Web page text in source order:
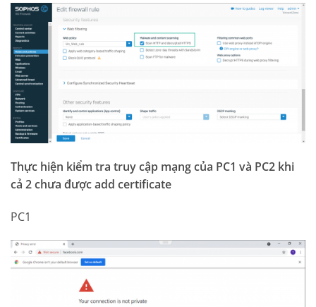
Thực hiện kiểm tra truy cập mạng của PC1 và PC2 khi
cả 2 chưa được add certificate
PC1